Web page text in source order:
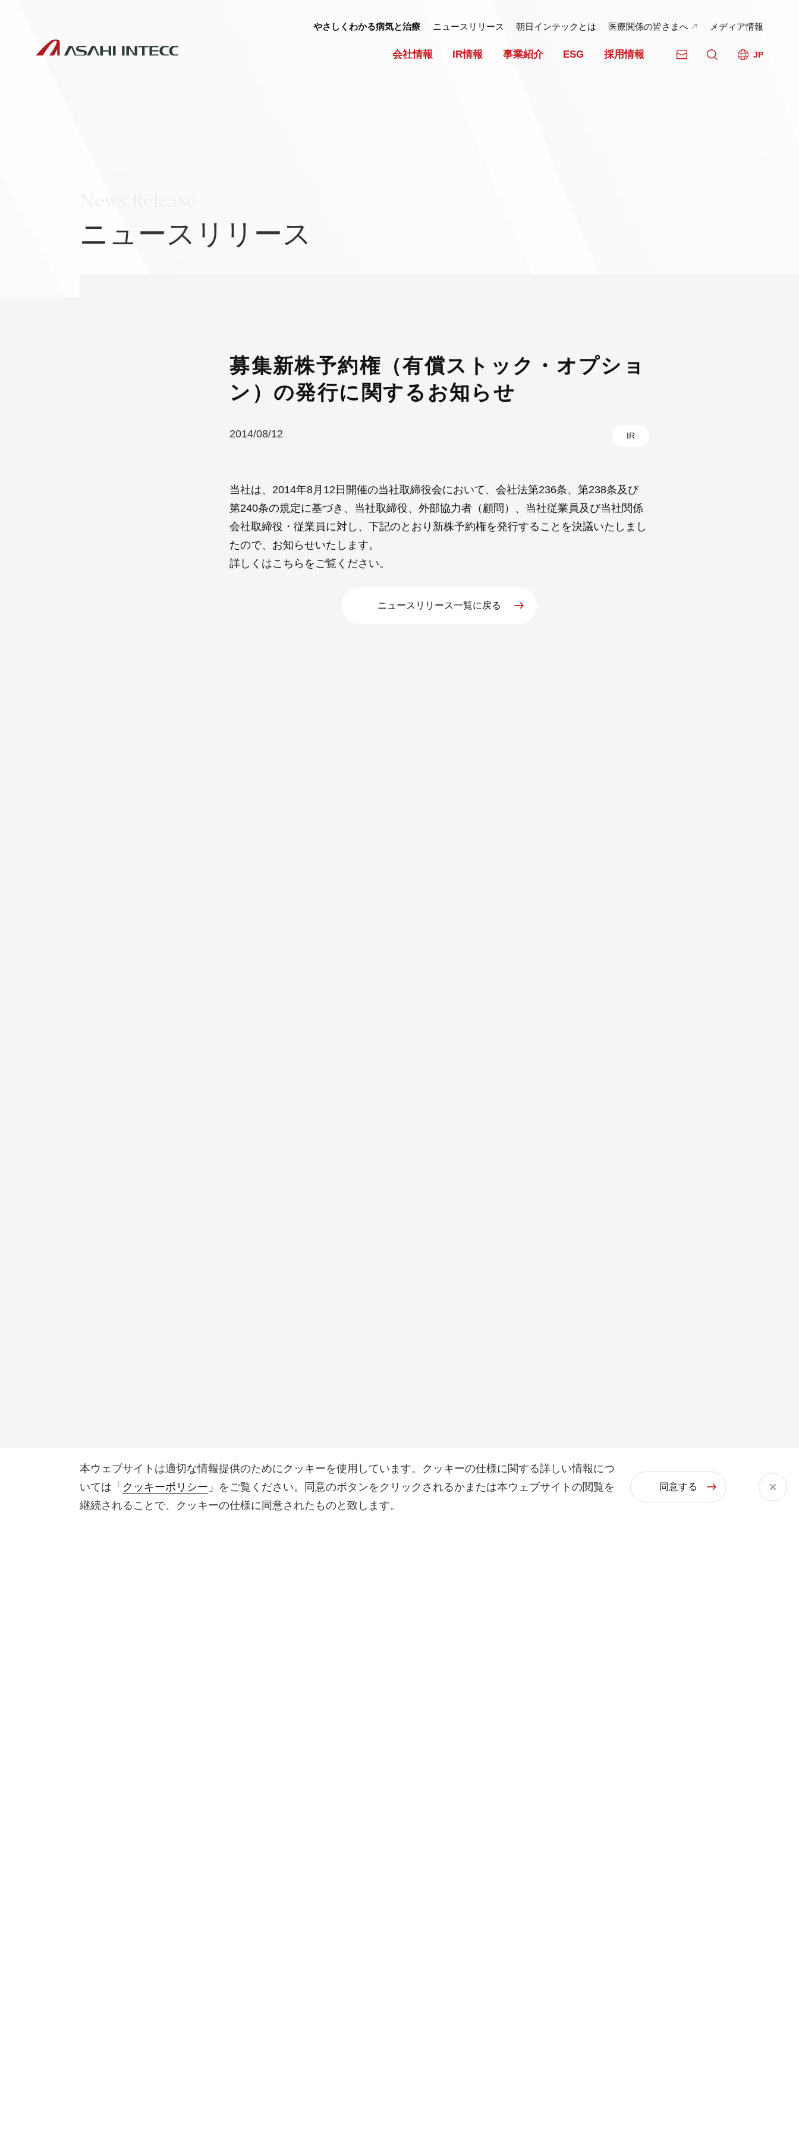
会社情報 IR情報 事業紹介 ESG 採用情報 JP
やさしくわかる病気と治療 ニュースリリース 朝日インテックとは 医療関係の皆さまへ メディア情報
本ウェブサイトは適切な情報提供のためにクッキーを使用しています。クッキーの仕様に関する詳しい情報につ
いては「 クッキーポリシー 」をご覧ください。同意のボタンをクリックされるかまたは本ウェブサイトの閲覧を
継続されることで、クッキーの仕様に同意されたものと致します。
同意する
ニュースリリース
募集新株予約権（有償ストック・オプショ
ン）の発行に関するお知らせ
2014/08/12 IR
当社は、2014年8月12日開催の当社取締役会において、会社法第236条、第238条及び
第240条の規定に基づき、当社取締役、外部協力者（顧問）、当社従業員及び当社関係
会社取締役・従業員に対し、下記のとおり新株予約権を発行することを決議いたしまし
たので、お知らせいたします。
詳しくはこちら をご覧ください。
ニュースリリース一覧に戻る